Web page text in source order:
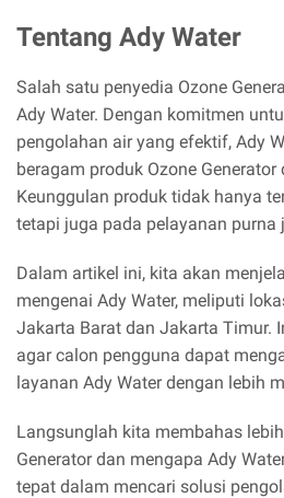
Tentang Ady Water
Salah satu penyedia Ozone
Ady Water. Dengan komitmen
pengolahan air yang efektif, Ady
beragam produk Ozone
Keunggulan produk tidak hanya
tetapi juga pada pelayanan purna
Dalam artikel ini, kita akan
mengenai Ady Water, meliputi
Jakarta Barat dan Jakarta Timur.
agar calon pengguna dapat
layanan Ady Water dengan lebih
Langsunglah kita membahas
Generator dan mengapa Ady
tepat dalam mencari solusi